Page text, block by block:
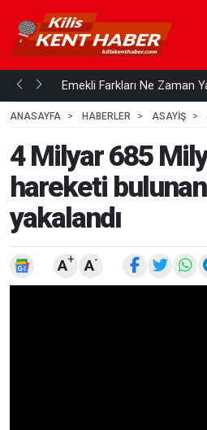
mi... Emekli Farkları Ne Zaman
ANASAYFA
HABERLER ASAYİŞ
4 Milyar 685
hareketi
yakalandı
A+ A-